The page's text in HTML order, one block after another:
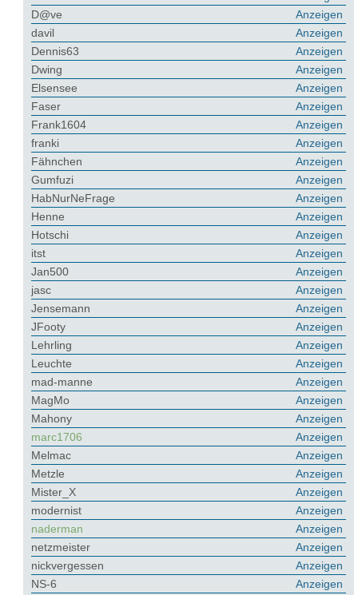
Anzeigen
D@ve
Anzeigen
davil
Anzeigen
Dennis63
Anzeigen
Dwing
Anzeigen
Elsensee
Anzeigen
Faser
Anzeigen
Frank1604
Anzeigen
franki
Anzeigen
Fähnchen
Anzeigen
Gumfuzi
Anzeigen
HabNurNeFrage
Anzeigen
Henne
Anzeigen
Hotschi
Anzeigen
itst
Anzeigen
Jan500
Anzeigen
jasc
Anzeigen
Jensemann
Anzeigen
JFooty
Anzeigen
Lehrling
Anzeigen
Leuchte
Anzeigen
mad-manne
Anzeigen
MagMo
Anzeigen
Mahony
Anzeigen
marc1706
Anzeigen
Melmac
Anzeigen
Metzle
Anzeigen
Mister_X
Anzeigen
modernist
Anzeigen
naderman
Anzeigen
netzmeister
Anzeigen
nickvergessen
Anzeigen
NS-6